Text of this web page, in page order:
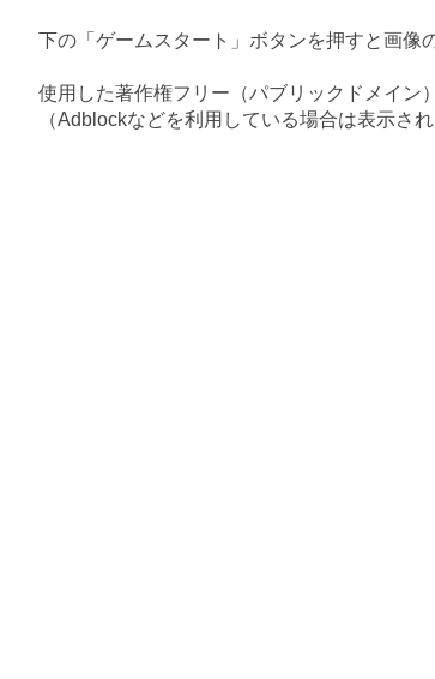
下の「ゲームスタート」ボタンを押すと画像
使用した著作権フリー（パブリックドメイン
（Adblockなどを利用している場合は表示され